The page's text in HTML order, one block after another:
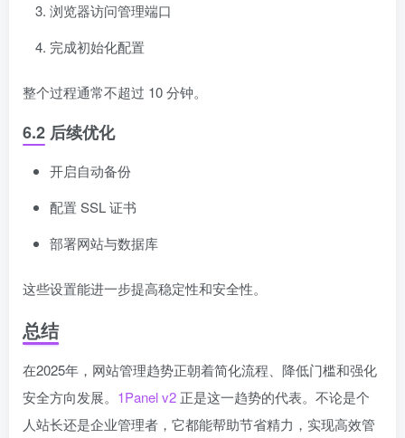
浏览器访问管理端口
完成初始化配置
整个过程通常不超过 10 分钟。
6.2 后续优化
开启自动备份
配置 SSL 证书
部署网站与数据库
这些设置能进一步提高稳定性和安全性。
总结
在2025年，网站管理趋势正朝着简化流程、降低门槛和强化
安全方向发展。 1Panel v2 正是这一趋势的代表。不论是个
人站长还是企业管理者，它都能帮助节省精力，实现高效管